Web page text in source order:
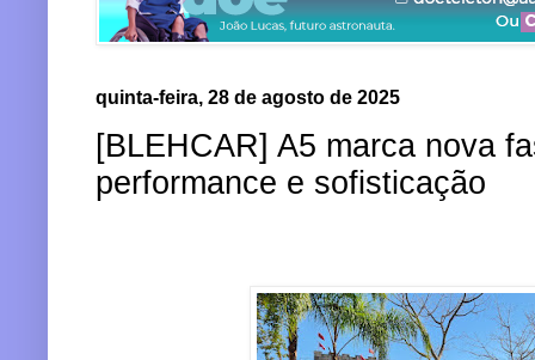
quinta-feira, 28 de agosto de 2025
[BLEHCAR] A5 marca nova
performance e sofisticação